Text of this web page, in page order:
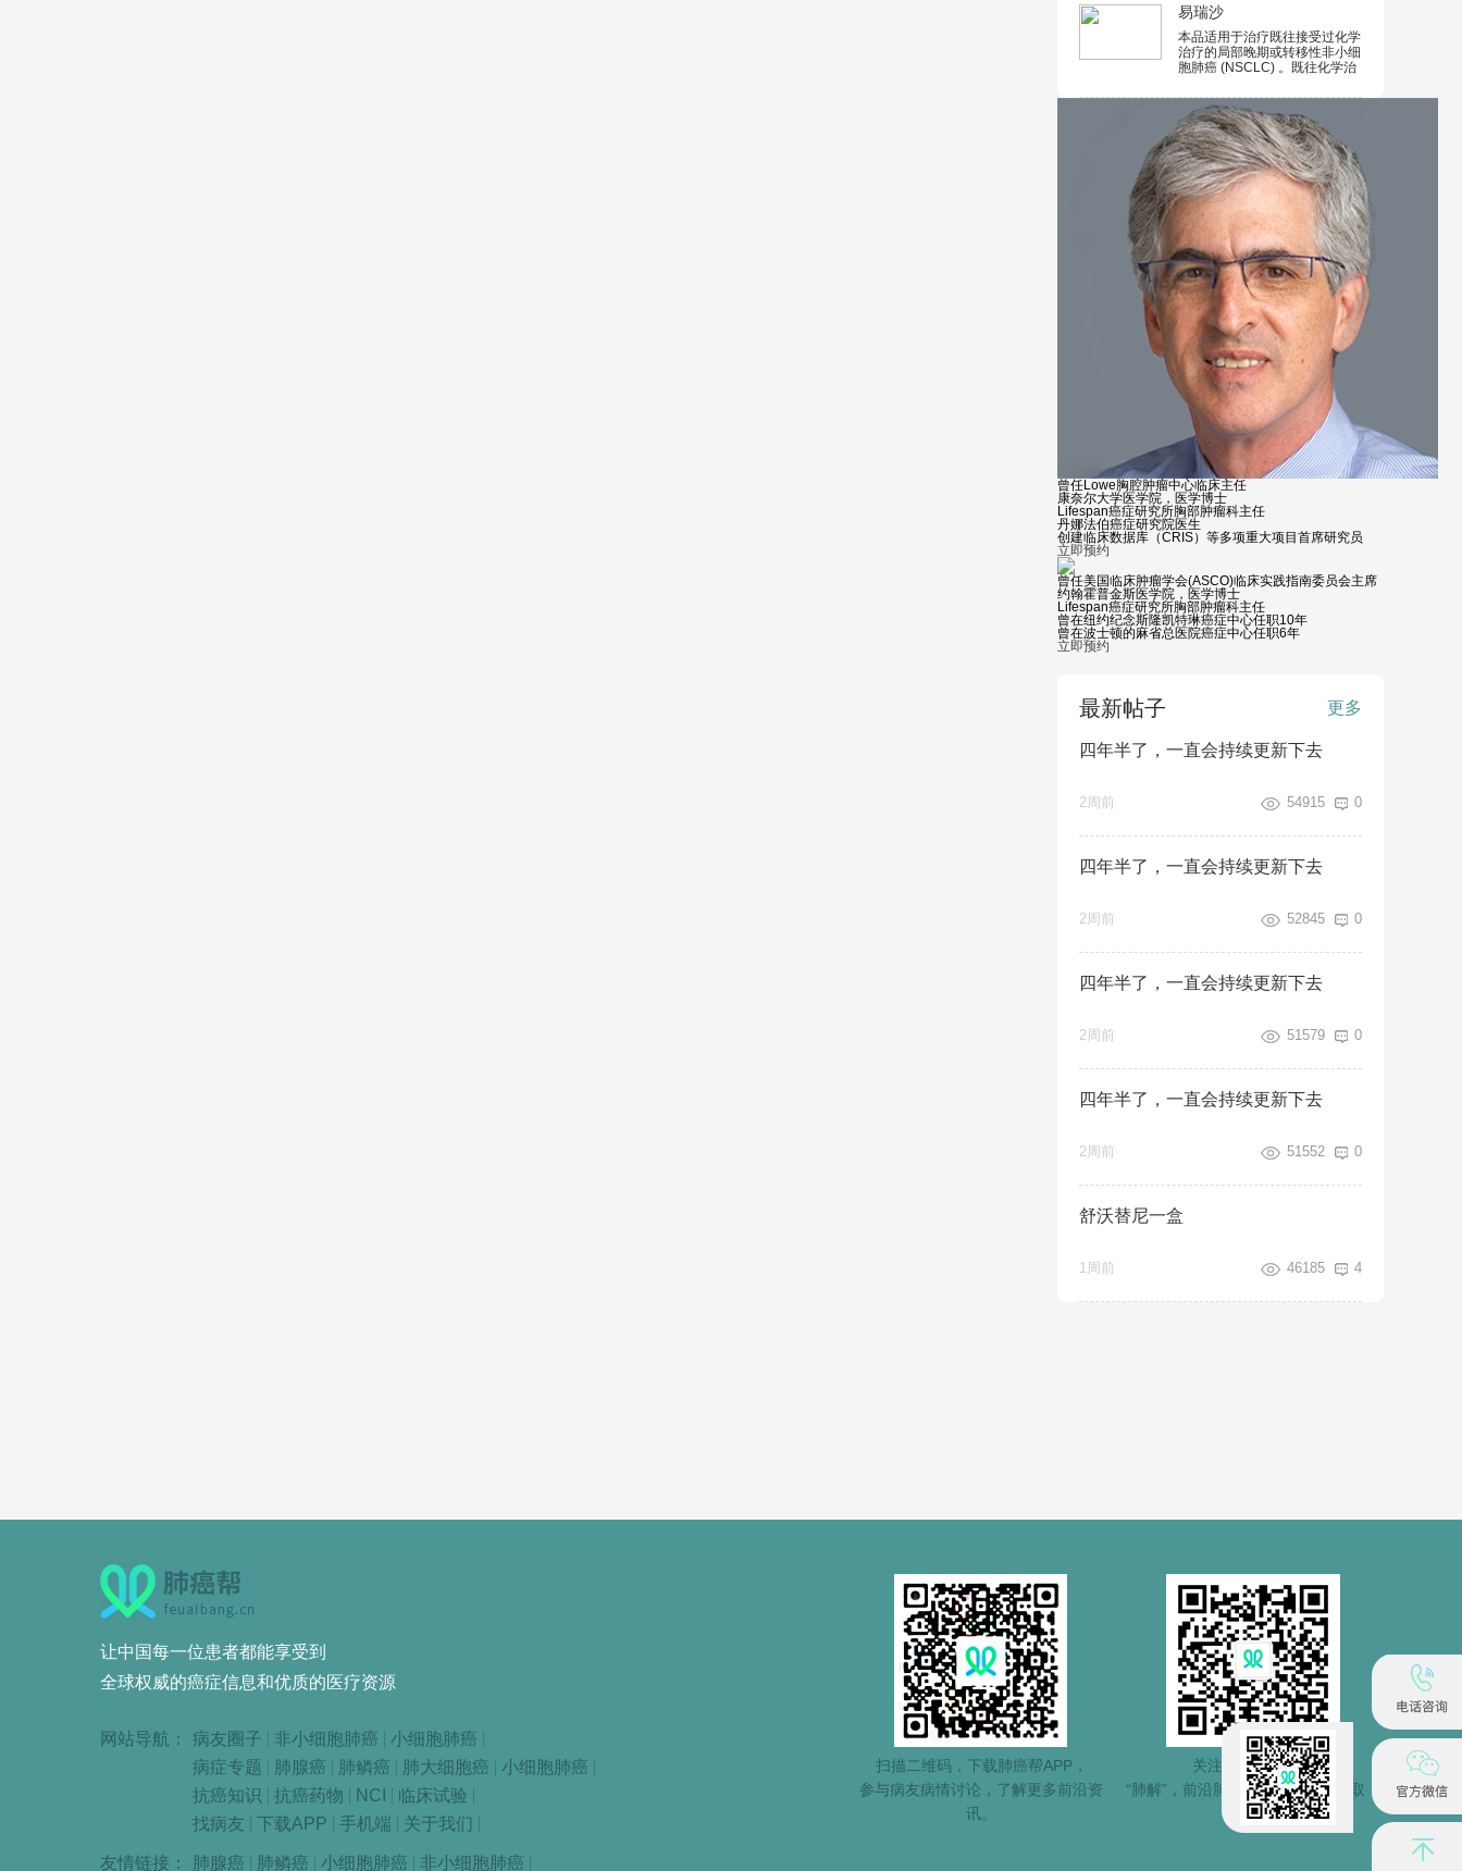
以上突变须由FDA批准的检查所
检测出。 使用限制：对于其他
类型的EGFR突变肿瘤患者，
GILOTRIF的安全性和有效性尚
未确定。 ?铂类化疗后疾病出现
患者。
易瑞沙
本品适用于治疗既往接受过化学
治疗的局部晚期或转移性非小细
胞肺癌 (NSCLC) 。既往化学治
疗。 本品对于既往接受过化学
治疗的局部晚期或转移性非小细
胞肺癌患者的疗效，是基于大规
模安慰剂对照临床试验预设亚洲
亚组的生存优势 (注：该试验总
体人群中未显示改善疾病相关症
状和延长生存期) 及中国非对照
临床试验的生存数据而确立的。
两个大型的随机对照临床试验结
果表明：吉非替尼联合含铂化疗
方案一线治疗局部晚期或转移性
NSCLC未显示出临床获益，所
以不推荐此类联合方案。
曾任Lowe胸腔肿瘤中心临床主任
康奈尔大学医学院，医学博士
Lifespan癌症研究所胸部肿瘤科主任
丹娜法伯癌症研究院医生
创建临床数据库（CRIS）等多项重大项目首席研究员
立即预约
曾任美国临床肿瘤学会(ASCO)临床实践指南委员会主席
约翰霍普金斯医学院，医学博士
Lifespan癌症研究所胸部肿瘤科主任
曾在纽约纪念斯隆凯特琳癌症中心任职10年
曾在波士顿的麻省总医院癌症中心任职6年
立即预约
最新帖子 更多
四年半了，一直会持续更新下去
54915 0
2周前
四年半了，一直会持续更新下去
52845 0
2周前
四年半了，一直会持续更新下去
51579 0
2周前
四年半了，一直会持续更新下去
51552 0
2周前
舒沃替尼一盒
46185 4
1周前
让中国每一位患者都能享受到
全球权威的癌症信息和优质的医疗资源
网站导航： 病友圈子 非小细胞肺癌
小细胞肺癌
病症专题
肺腺癌 肺鳞癌 肺大细胞癌
小细胞肺癌
抗癌知识
抗癌药物 NCI
临床试验
找病友
下载APP 手机端 关于我们
友情链接： 肺腺癌 肺鳞癌 小细胞肺癌 非小细胞肺癌
扫描二维码，下载肺癌帮APP，
参与病友病情讨论，了解更多前沿资
讯。
关注肺癌帮公众号
“肺解”，前沿肺癌信息第一时间获取！